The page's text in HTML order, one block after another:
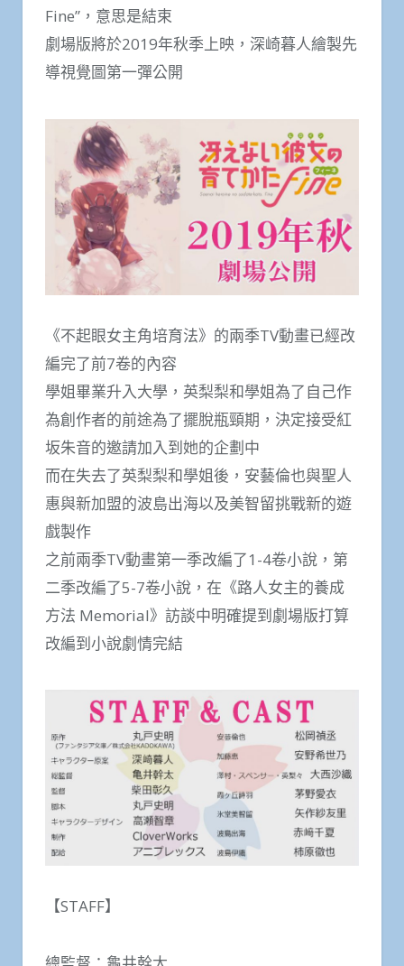
Fine”，意思是結束
劇場版將於2019年秋季上映，深崎暮人繪製先
導視覺圖第一彈公開
《不起眼女主角培育法》的兩季TV動畫已經改
編完了前7卷的內容
學姐畢業升入大學，英梨梨和學姐為了自己作
為創作者的前途為了擺脫瓶頸期，決定接受紅
坂朱音的邀請加入到她的企劃中
而在失去了英梨梨和學姐後，安藝倫也與聖人
惠與新加盟的波島出海以及美智留挑戰新的遊
戲製作
之前兩季TV動畫第一季改編了1-4卷小說，第
二季改編了5-7卷小說，在《路人女主的養成
方法 Memorial》訪談中明確提到劇場版打算
改編到小說劇情完結
【STAFF】